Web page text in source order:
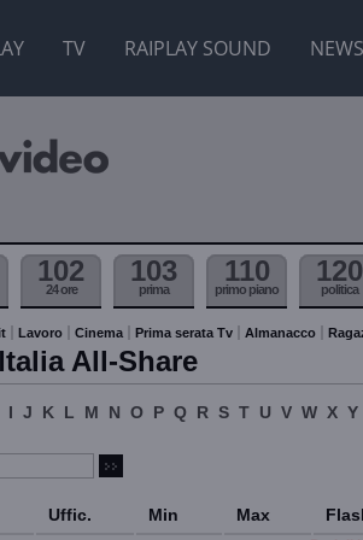
TV RAIPLAY SOUND NEWS
102
24 ore
103
prima
110
primo piano
120
politica
Lavoro Cinema Prima serata Tv Almanacco
All-Share
I J K L M N O P Q R S T U V W X Y
Uffic. Min Max